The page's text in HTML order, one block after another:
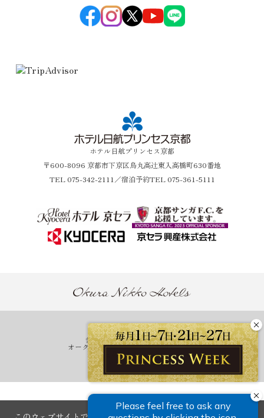
ホテル日航プリンセス京都
〒600-8096 京都市下京区烏丸高辻東入高橋町630番地
TEL075-342-2111 ／宿泊予約TEL 075-361-5111
ホテル一覧
会員プログラム One Harmony
オークラニッコーホテルズ 予約センター
営業拠点のご案内
マイレージ提携サービス